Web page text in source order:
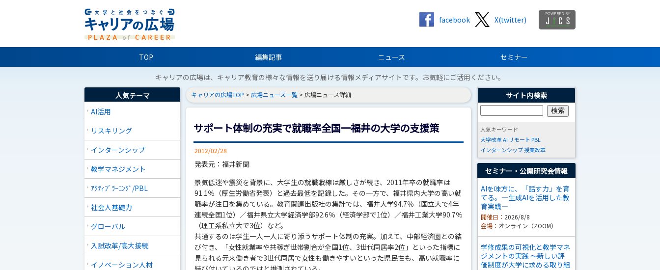
X(twitter)
facebook
TOP 編集記事 ニュース セミナー
キャリアの広場は、キャリア教育の様々な情報を送り届ける情報メディアサイトです。お気軽にご活用ください。
人気テーマ
AI活用
リスキリング
インターンシップ
教学マネジメント
ｱｸﾃｨﾌﾞﾗｰﾆﾝｸﾞ/PBL
社会人基礎力
グローバル
入試改革/高大接続
イノベーション人材
キャリアの広場TOP > 広場ニュース一覧 > 広場ニュース詳細
サポート体制の充実で就職率全国一――福井の大学の支援策
2012/02/28
発表元：福井新聞
景気低迷や震災を背景に、大学生の就職戦線は厳しさが続き、2011年卒の就職率は
91.1％（厚生労働省発表）と過去最低を記録した。その一方で、福井県内大学の高い就
職率が注目を集めている。教育関連出版社の集計では、福井大学94.7％（国立大で4年
連続全国1位）／福井県立大学経済学部92.6％（経済学部で1位）／福井工業大学90.7％
（理工系私立大で3位）など。
共通するのは学生一人一人に寄り添うサポート体制の充実。加えて、中部経済圏との結
び付き、「女性就業率や共稼ぎ世帯割合が全国1位、3世代同居率2位」といった指標に
見られる元来働き者で3世代同居で女性も働きやすいといった県民性も、高い就職率に
サイト内検索
人気キーワード
大学改革AI リモート PBL
インターンシップ授業改革
セミナー・公開研究会情報
AIを味方に、「話す力」を育
てる。―生成AIを活用した教
育実践―
開催日： 2026/8/8
会場： オンライン（ZOOM）
学修成果の可視化と教学マネ
ジメントの実践 ～新しい評
価制度が大学に求める取り組